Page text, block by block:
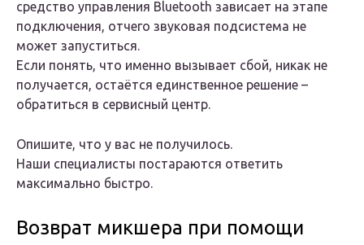
средство управления Bluetooth зависает на этапе
подключения, отчего звуковая подсистема не
может запуститься.
Если понять, что именно вызывает сбой, никак не
получается, остаётся единственное решение –
обратиться в сервисный центр.
Опишите, что у вас не получилось.
Наши специалисты постараются ответить
максимально быстро.
Возврат микшера при помощи